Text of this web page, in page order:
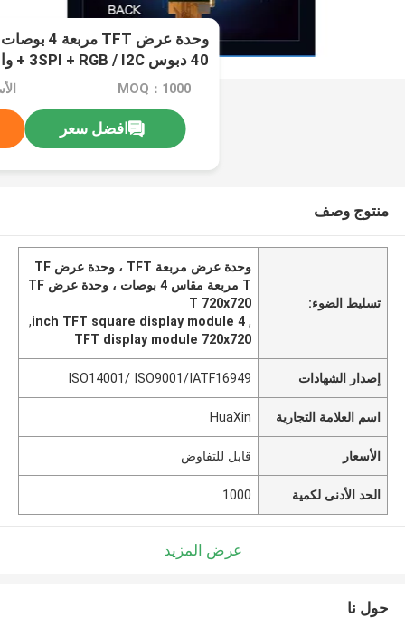
40 دبوس 3SPI + RGB / I2C + واجهة RGB
MOQ：1000
افضل سعر
منتوج وصف
تسليط الضوء:
وحدة عرض مربعة TFT ، وحدة عرض TF
T مربعة مقاس 4 بوصات ، وحدة عرض TF
T 720x720
,
4 inch TFT square display module
,
TFT display module 720x720
إصدار الشهادات ISO14001/ ISO9001/IATF16949
اسم العلامة التجارية HuaXin
الأسعار قابل للتفاوض
الحد الأدنى لكمية 1000
عرض المزيد
حول نا